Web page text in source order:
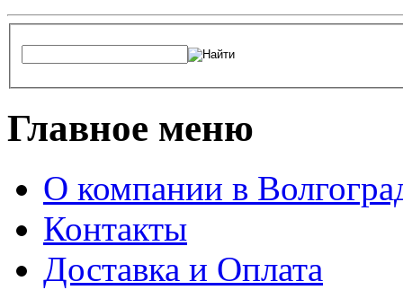
Главное меню
О компании в
Контакты
Доставка и Оплата